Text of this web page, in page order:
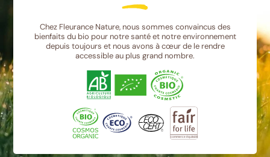
Chez Fleurance Nature, nous sommes convaincus des
bienfaits du bio pour notre santé et notre environnement
depuis toujours et nous avons à cœur de le rendre
accessible au plus grand nombre.